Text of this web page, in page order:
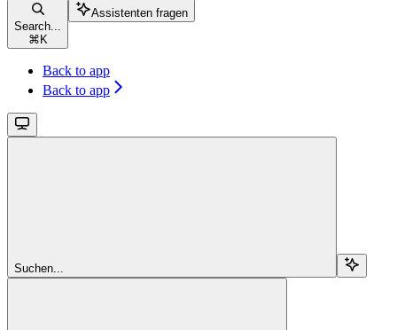
Search...
⌘ K
Assistenten fragen
Back to app
Back to app
Suchen...